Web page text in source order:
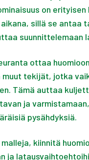
on erityisen
sillä se antaa
suunnittelemaan
ottaa
muut tekijät, jotka
Tämä auttaa
ja
pysähdyksiä.
kiinnitä
ja